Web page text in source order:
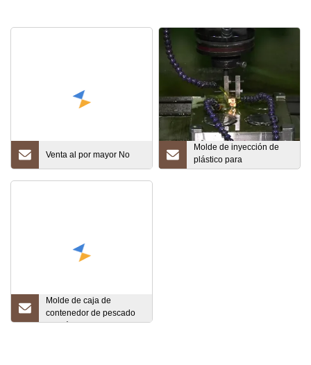
Venta al por mayor No
Molde de inyección de
plástico para
parachoques de
Molde de caja de
contenedor de pescado
de plástico de alta calidad